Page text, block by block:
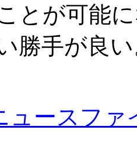
とが可能
勝手が良
ュースファ